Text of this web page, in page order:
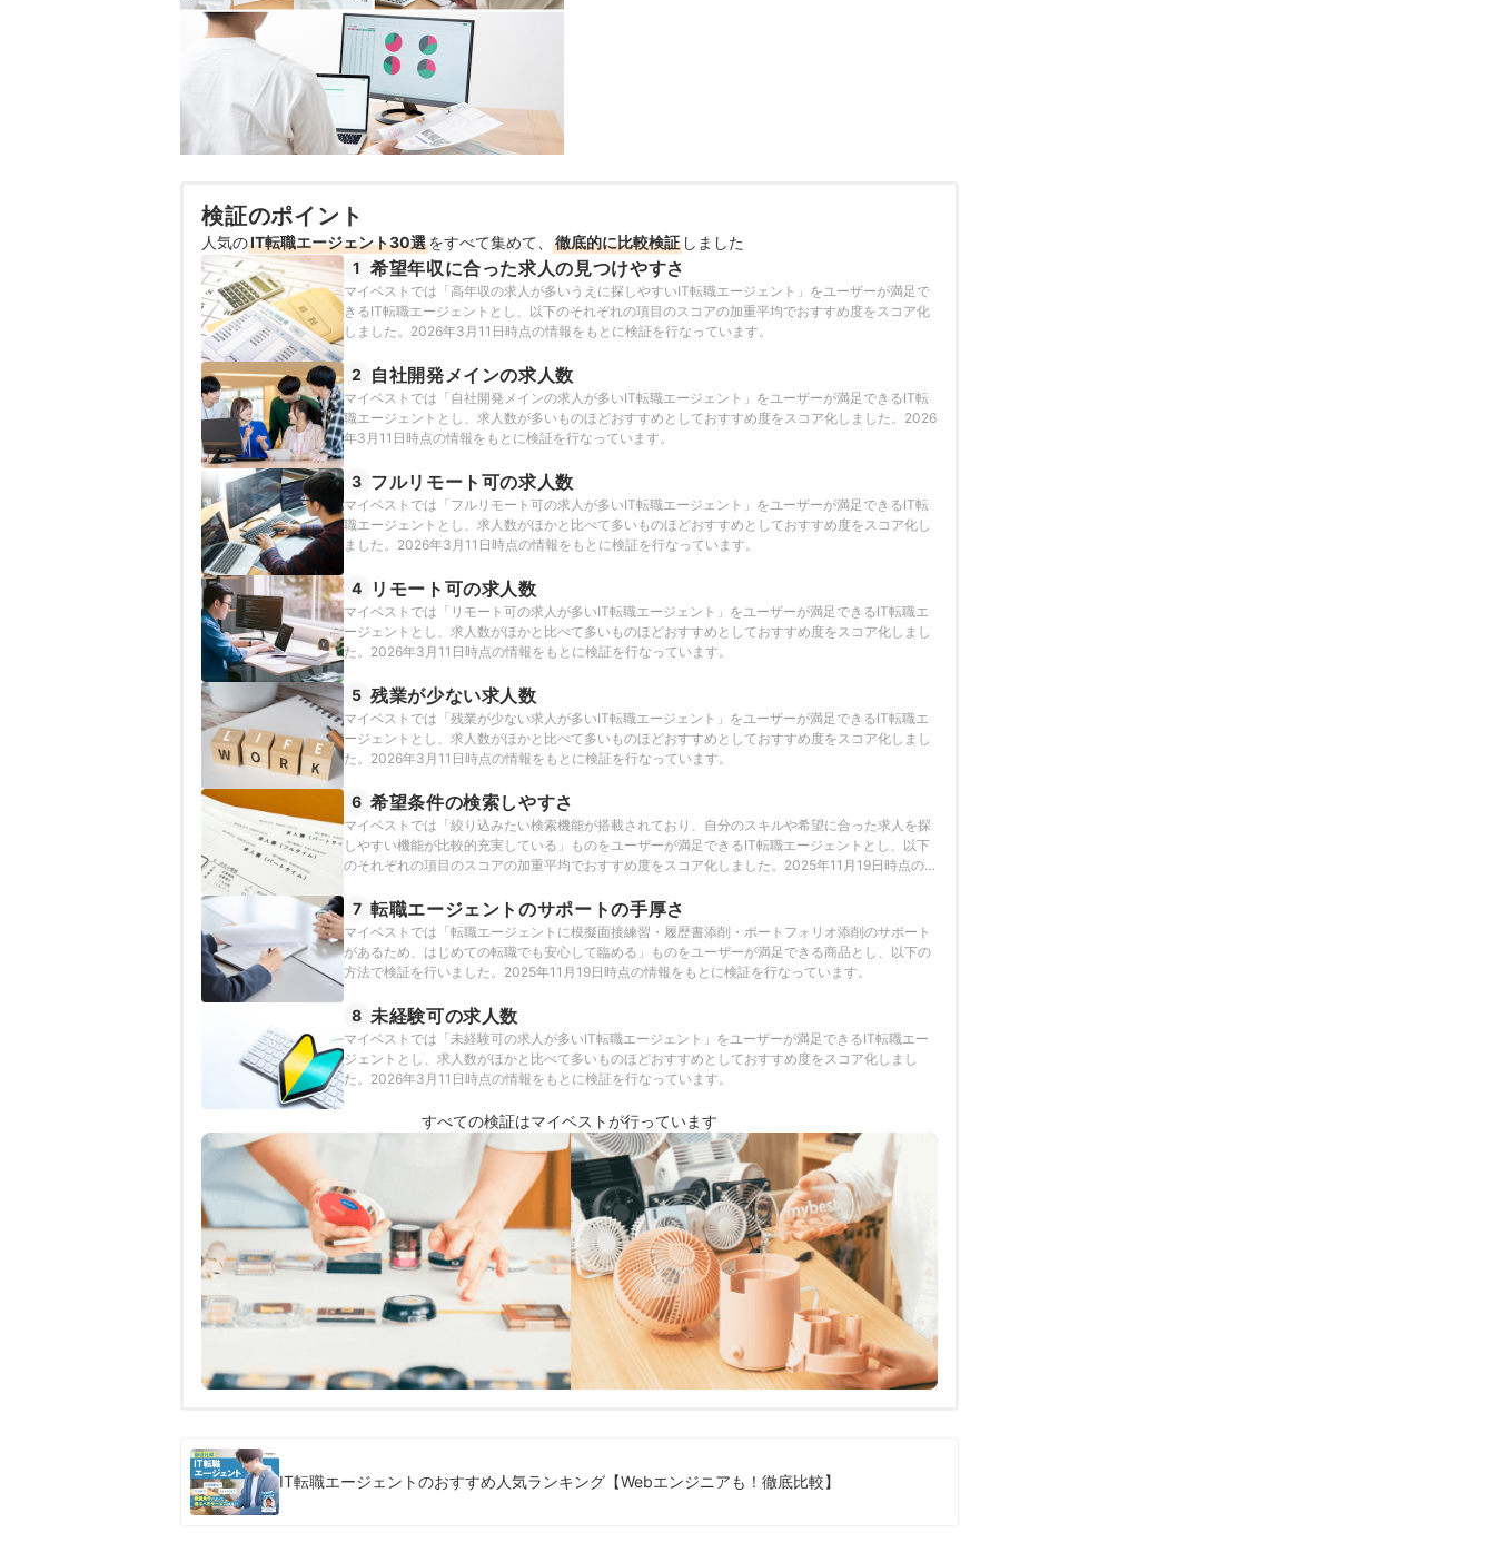
検証のポイント
人気のIT転職エージェント30選をすべて集めて、 徹底的に比較検証 しました
1 希望年収に合った求人の見つけやすさ
マイベストでは「高年収の求人が多いうえに探しやすいIT転職エージェント」をユーザーが満足で
きるIT転職エージェントとし、以下のそれぞれの項目のスコアの加重平均でおすすめ度をスコア化
しました。2026年3月11日時点の情報をもとに検証を行なっています。
2 自社開発メインの求人数
マイベストでは「自社開発メインの求人が多いIT転職エージェント」をユーザーが満足できるIT転
職エージェントとし、求人数が多いものほどおすすめとしておすすめ度をスコア化しました。2026
年3月11日時点の情報をもとに検証を行なっています。
3 フルリモート可の求人数
マイベストでは「フルリモート可の求人が多いIT転職エージェント」をユーザーが満足できるIT転
職エージェントとし、求人数がほかと比べて多いものほどおすすめとしておすすめ度をスコア化し
ました。2026年3月11日時点の情報をもとに検証を行なっています。
4 リモート可の求人数
マイベストでは「リモート可の求人が多いIT転職エージェント」をユーザーが満足できるIT転職エ
ージェントとし、求人数がほかと比べて多いものほどおすすめとしておすすめ度をスコア化しまし
た。2026年3月11日時点の情報をもとに検証を行なっています。
5 残業が少ない求人数
マイベストでは「残業が少ない求人が多いIT転職エージェント」をユーザーが満足できるIT転職エ
ージェントとし、求人数がほかと比べて多いものほどおすすめとしておすすめ度をスコア化しまし
た。2026年3月11日時点の情報をもとに検証を行なっています。
6 希望条件の検索しやすさ
マイベストでは「絞り込みたい検索機能が搭載されており、自分のスキルや希望に合った求人を探
しやすい機能が比較的充実している」ものをユーザーが満足できるIT転職エージェントとし、以下
のそれぞれの項目のスコアの加重平均でおすすめ度をスコア化しました。2025年11月19日時点の情
7 転職エージェントのサポートの手厚さ
マイベストでは「転職エージェントに模擬面接練習・履歴書添削・ポートフォリオ添削のサポート
があるため、はじめての転職でも安心して臨める」ものをユーザーが満足できる商品とし、以下の
方法で検証を行いました。2025年11月19日時点の情報をもとに検証を行なっています。
8 未経験可の求人数
マイベストでは「未経験可の求人が多いIT転職エージェント」をユーザーが満足できるIT転職エー
ジェントとし、求人数がほかと比べて多いものほどおすすめとしておすすめ度をスコア化しまし
た。2026年3月11日時点の情報をもとに検証を行なっています。
すべての検証はマイベストが行っています
IT転職エージェントのおすすめ人気ランキング【Webエンジニアも！徹底比較】